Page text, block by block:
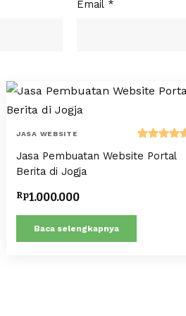
Email *
JASA WEBSITE
Dinilai
5.00dari 5
Jasa Pembuatan Website Portal
Berita di Jogja
Rp1.000.000
Baca selengkapnya